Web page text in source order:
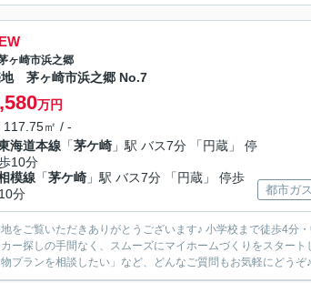
ヶ崎市浜之郷
茅ヶ崎市浜之郷 No.7
万円
117.75㎡ / -
海道本線 「茅ケ崎 」駅 バス7分 「円蔵」 停
10分
模線 「茅ケ崎 」駅 バス7分 「円蔵」 停歩
10分
都市ガス
をご覧いただきありがとうございます♪ 小学校まで徒歩4分
ー探しの手間なく、スムーズにマイホームづくりをスター
プランを相談したい」など、どんなご質問もお気軽にどうぞ